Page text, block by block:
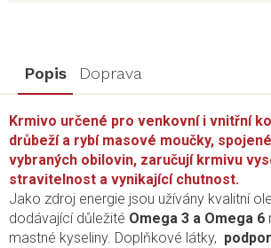
Popis Doprava
Krmivo určené pro venkovní i vnitřní
drůbeží a rybí masové moučky,
vybraných obilovin, zaručují krmivu
stravitelnost a vynikající chutnost.
Jako zdroj energie jsou užívány kvalitní
dodávající důležité Omega 3 a Omega 6
mastné kyseliny. Doplňkové látky,